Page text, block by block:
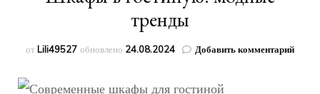
тренды
от Lili49527 обновлено 24.08.2024 Добавить комментарийк